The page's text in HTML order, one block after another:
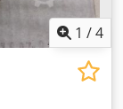
1 /4